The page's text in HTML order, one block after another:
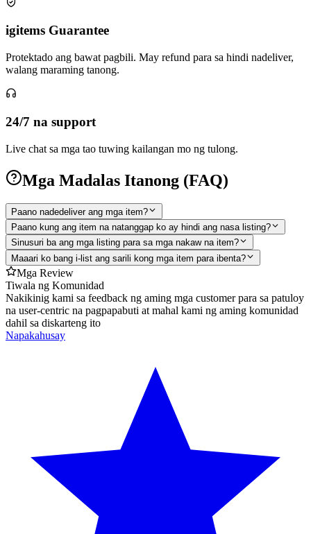
igitems Guarantee
Protektado ang bawat pagbili. May refund para sa hindi nadeliver,
walang maraming tanong.
24/7 na support
Live chat sa mga tao tuwing kailangan mo ng tulong.
Mga Madalas Itanong (FAQ)
Paano nadedeliver ang mga item?
Paano kung ang item na natanggap ko ay hindi ang nasa listing?
Sinusuri ba ang mga listing para sa mga nakaw na item?
Maaari ko bang i-list ang sarili kong mga item para ibenta?
Mga Review
Tiwala ng Komunidad
Nakikinig kami sa feedback ng aming mga customer para sa patuloy
na user-centric na pagpapabuti at mahal kami ng aming komunidad
dahil sa diskarteng ito
Napakahusay